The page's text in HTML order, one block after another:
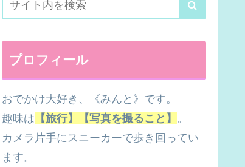
プロフィール
おでかけ大好き、《みんと》です。
趣味は 【旅行】【写真を撮ること】 。
カメラ片手にスニーカーで歩き回ってい
ます。